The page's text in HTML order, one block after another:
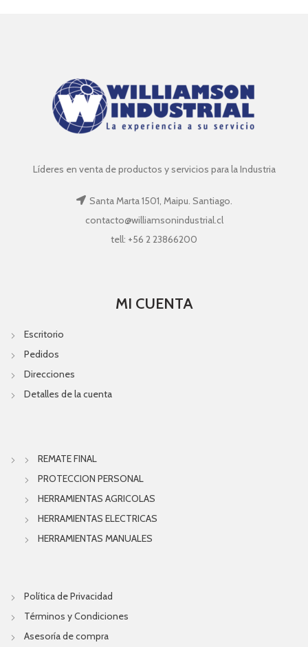
Líderes en venta de productos y servicios para la Industria
Santa Marta 1501, Maipu. Santiago.
contacto@williamsonindustrial.cl
tell: +56 2 23866200
MI CUENTA
Escritorio
Pedidos
Direcciones
Detalles de la cuenta
REMATE FINAL
PROTECCION PERSONAL
HERRAMIENTAS AGRICOLAS
HERRAMIENTAS ELECTRICAS
HERRAMIENTAS MANUALES
Política de Privacidad
Términos y Condiciones
Asesoría de compra